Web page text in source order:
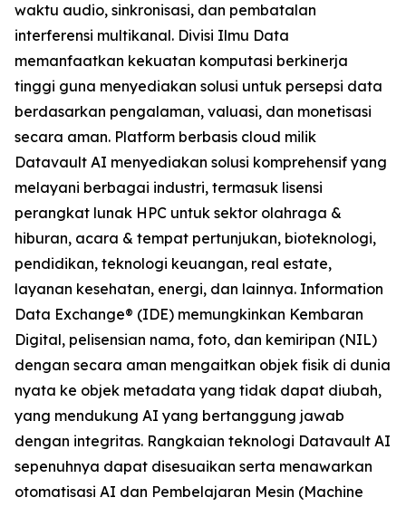
waktu audio, sinkronisasi, dan pembatalan
interferensi multikanal. Divisi Ilmu Data
memanfaatkan kekuatan komputasi berkinerja
tinggi guna menyediakan solusi untuk persepsi data
berdasarkan pengalaman, valuasi, dan monetisasi
secara aman. Platform berbasis cloud milik
Datavault AI menyediakan solusi komprehensif yang
melayani berbagai industri, termasuk lisensi
perangkat lunak HPC untuk sektor olahraga &
hiburan, acara & tempat pertunjukan, bioteknologi,
pendidikan, teknologi keuangan, real estate,
layanan kesehatan, energi, dan lainnya. Information
Data Exchange® (IDE) memungkinkan Kembaran
Digital, pelisensian nama, foto, dan kemiripan (NIL)
dengan secara aman mengaitkan objek fisik di dunia
nyata ke objek metadata yang tidak dapat diubah,
yang mendukung AI yang bertanggung jawab
dengan integritas. Rangkaian teknologi Datavault AI
sepenuhnya dapat disesuaikan serta menawarkan
otomatisasi AI dan Pembelajaran Mesin (Machine